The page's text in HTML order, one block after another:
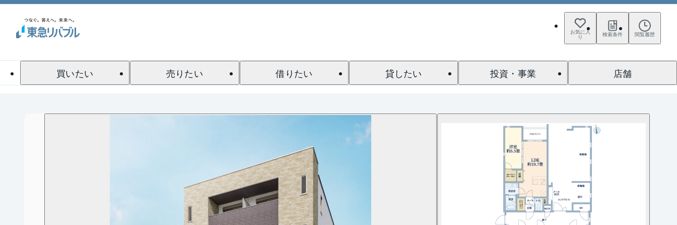
お気に入
り 検索条件 閲覧履歴
買いたい 売りたい 借りたい 貸したい 投資・事業 店舗